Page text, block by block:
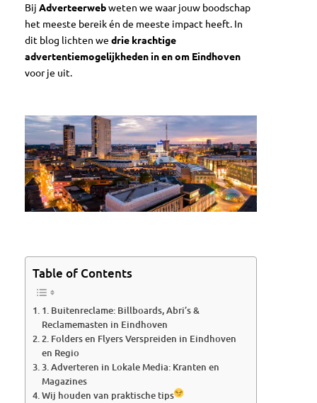
Bij Adverteerwebweten we waar jouw boodschap
het meeste bereik én de meeste impact heeft. In
dit blog lichten we drie krachtige
advertentiemogelijkheden in en om Eindhoven
voor je uit.
Table of Contents
1. Buitenreclame: Billboards, Abri’s &
Reclamemasten in Eindhoven
2. Folders en Flyers Verspreiden in Eindhoven
en Regio
3. Adverteren in Lokale Media: Kranten en
Magazines
Wij houden van praktische tips